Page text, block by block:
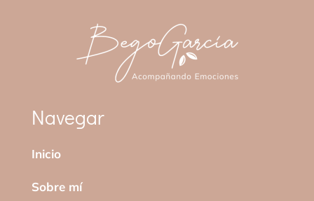
Navegar
Inicio
Sobre mí